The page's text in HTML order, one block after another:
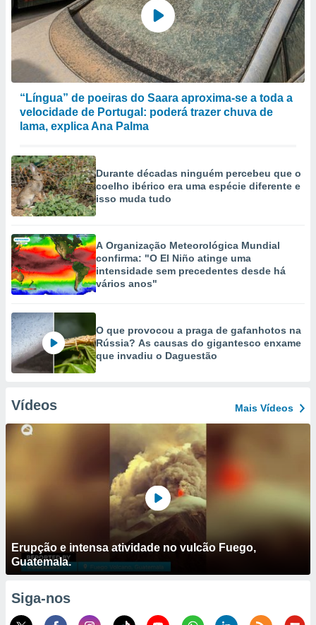
“Língua” de poeiras do Saara aproxima-se a toda a
velocidade de Portugal: poderá trazer chuva de
lama, explica Ana Palma
Durante décadas ninguém percebeu que o
coelho ibérico era uma espécie diferente e
isso muda tudo
A Organização Meteorológica Mundial
confirma: "O El Niño atinge uma
intensidade sem precedentes desde há
vários anos"
O que provocou a praga de gafanhotos na
Rússia? As causas do gigantesco enxame
que invadiu o Daguestão
Vídeos Mais Vídeos
Erupção e intensa atividade no vulcão Fuego,
Guatemala.
Siga-nos